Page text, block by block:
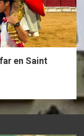
en Saint